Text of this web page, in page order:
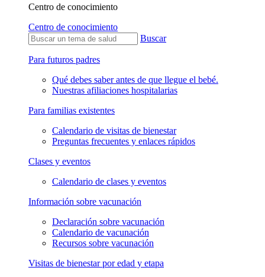
Centro de conocimiento
Centro de conocimiento
Buscar
Para futuros padres
Qué debes saber antes de que llegue el bebé.
Nuestras afiliaciones hospitalarias
Para familias existentes
Calendario de visitas de bienestar
Preguntas frecuentes y enlaces rápidos
Clases y eventos
Calendario de clases y eventos
Información sobre vacunación
Declaración sobre vacunación
Calendario de vacunación
Recursos sobre vacunación
Visitas de bienestar por edad y etapa